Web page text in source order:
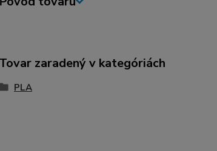
Tovar zaradený v kategóriách
PLA